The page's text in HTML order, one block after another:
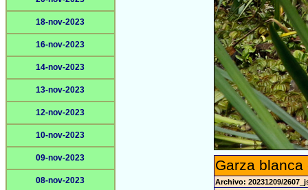
18-nov-2023
16-nov-2023
14-nov-2023
13-nov-2023
12-nov-2023
10-nov-2023
09-nov-2023
08-nov-2023
Garza
Archivo: 20231209/